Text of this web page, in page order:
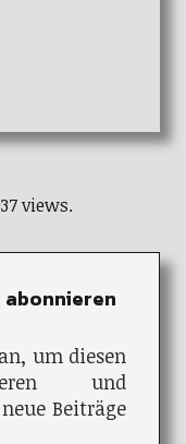
views.
abonnieren
um diesen
und
Beiträge